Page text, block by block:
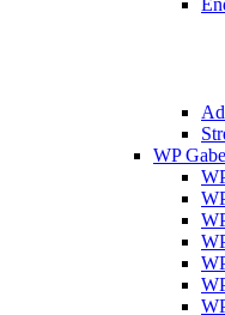
WP